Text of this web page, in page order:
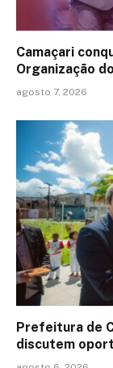
Camaçari
Organização
agosto 7, 2026
Prefeitura de
discutem